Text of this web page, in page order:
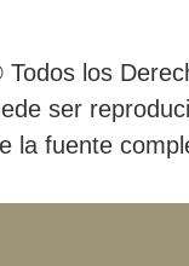
Todos los
ser
la fuente